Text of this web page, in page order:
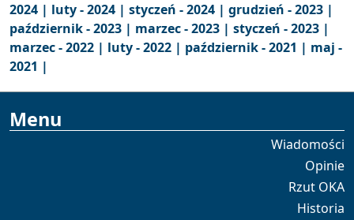
2024 | luty - 2024 | styczeń - 2024 | grudzień - 2023 |
październik - 2023 | marzec - 2023 | styczeń - 2023 |
marzec - 2022 | luty - 2022 | październik - 2021 | maj -
2021 |
Menu
Wiadomości
Opinie
Rzut OKA
Historia